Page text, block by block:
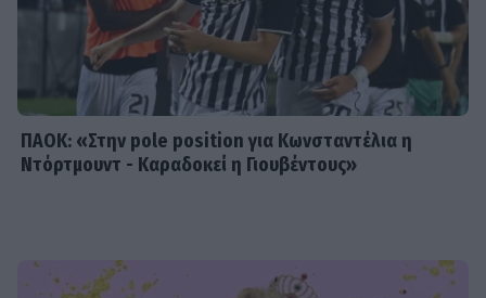
«Ο γάμος μας είναι πολύ καλύτερος
απ’ ό,τι είχα φανταστεί»
ΠΑΟΚ: «Στην pole position για Κωνσταντέλια η
Ντόρτμουντ - Καραδοκεί η Γιουβέντους»